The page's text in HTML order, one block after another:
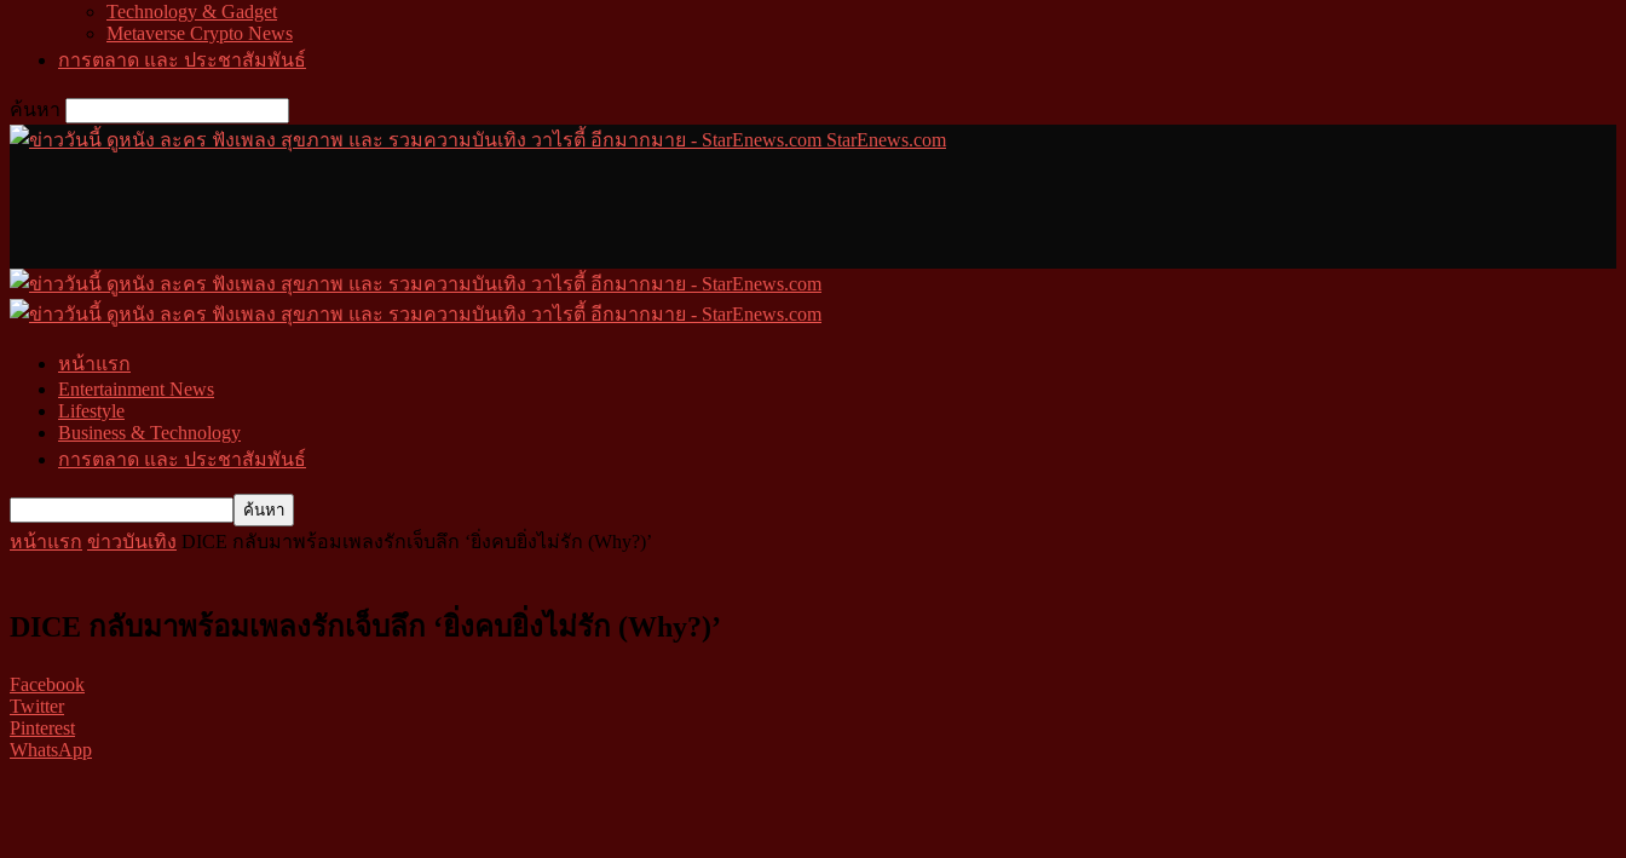
Technology & Gadget
Metaverse Crypto News
การตลาด และ ประชาสัมพันธ์
ค้นหา
StarEnews.com
หน้าแรก
Entertainment News
Lifestyle
Business & Technology
การตลาด และ ประชาสัมพันธ์
หน้าแรก ข่าวบันเทิง DICE กลับมาพร้อมเพลงรักเจ็บลึก ‘ยิ่งคบยิ่งไม่รัก (Why?)’
DICE กลับมาพร้อมเพลงรักเจ็บลึก ‘ยิ่งคบยิ่งไม่รัก (Why?)’
Facebook
Twitter
Pinterest
WhatsApp